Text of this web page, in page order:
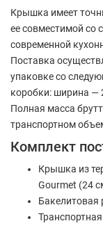
Крышка имеет
ее совместимой со
современной
Поставка
упаковке со
коробки: ширина —
Полная масса
транспортном
Комплект
Крышка из
Gourmet (24